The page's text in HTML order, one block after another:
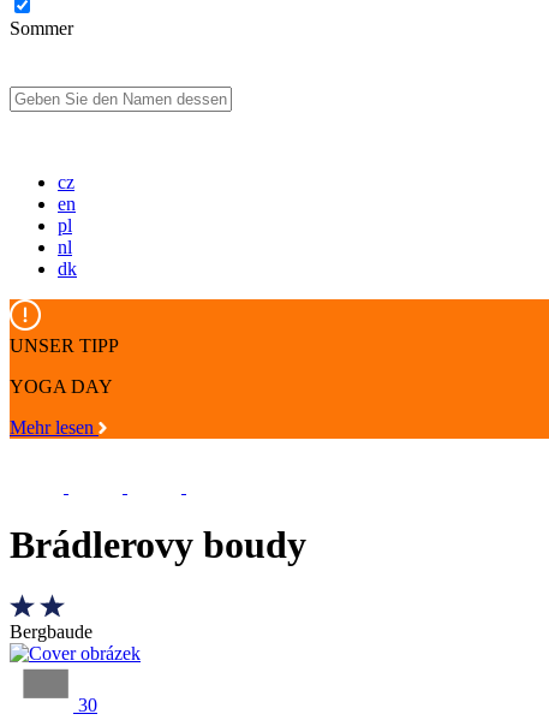
Sommer
cz
en
pl
nl
dk
UNSER TIPP
YOGA DAY
Mehr lesen
Brádlerovy boudy
Bergbaude
30